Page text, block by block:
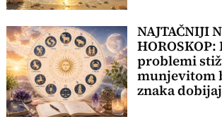
NAJTAČNIJI
problemi
munjevitom
znaka